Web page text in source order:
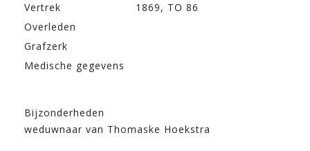
Vertrek
1869, TO 86
Overleden
Grafzerk
Medische gegevens
Bijzonderheden
weduwnaar van Thomaske Hoekstra